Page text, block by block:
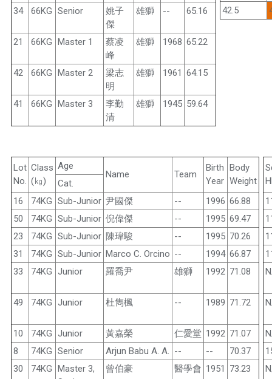
34 66KG Senior
姚子
傑
雄獅 -- 65.16
21 66KG Master 1
蔡凌
峰
雄獅 1968 65.22
42 66KG Master 2
梁志
明
雄獅 1961 64.15
41 66KG Master 3
李勤
清
雄獅 1945 59.64
42.5
Lot
No.
Class
(㎏)
Age
Name Team
Birth
Year
Body
Weight
Cat.
16
74KG Sub-Junior 尹國傑 -- 1996 66.88
50
74KG Sub-Junior 倪偉傑 -- 1995 69.47
23
74KG Sub-Junior 陳瑋駿 -- 1995 70.26
31
74KG Sub-Junior Marco C. Orcino -- 1994 66.87
33
74KG Junior 羅喬尹 雄獅 1992 71.08
49 74KG Junior 杜雋楓 -- 1989 71.72
10 74KG Junior 黃嘉榮 仁愛堂 1992 71.07
8
74KG Senior Arjun Babu A. A. -- --
70.37
30
74KG Master 3,
曾伯豪 醫學會 1951 73.23